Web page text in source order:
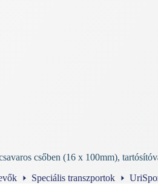
csőben (16 x 100mm),
Speciális transzportok